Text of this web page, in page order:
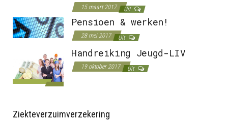
15 maart 2017 Uit
Pensioen & werken!
28 mei 2017 Uit
Handreiking Jeugd-LIV
19 oktober 2017 Uit
Ziekteverzuimverzekering